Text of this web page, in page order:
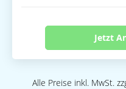
Jetzt
Alle Preise inkl. MwSt.